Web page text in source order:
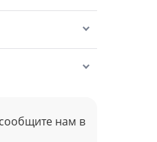
нам в